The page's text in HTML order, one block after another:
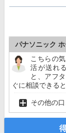
パナソニック
こちらの
活が送れ
と、アフ
ぐに相談できる
その他の